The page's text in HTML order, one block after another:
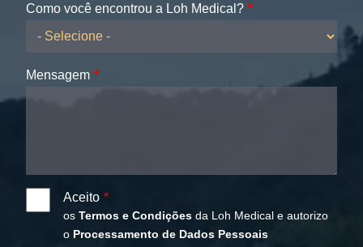
Como você encontrou a Loh Medical?
Mensagem
Aceito
osTermos e Condições da Loh Medical e autorizo
o Processamento de Dados Pessoais